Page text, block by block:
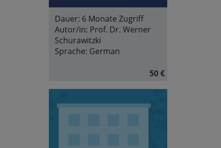
Dauer: 6 Monate Zugriff
Autor/in: Prof. Dr. Werner
Schurawitzki
Sprache: German
50 €